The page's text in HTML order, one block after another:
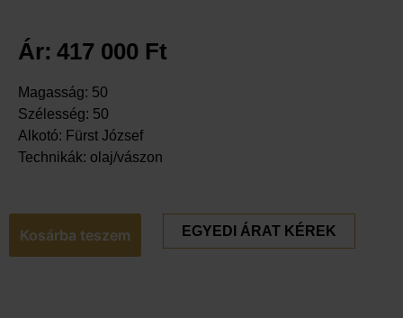
Ár: 417 000 Ft
Magasság: 50
Szélesség: 50
Alkotó: Fürst József
Technikák: olaj/vászon
Kosárba teszem EGYEDI ÁRAT KÉREK